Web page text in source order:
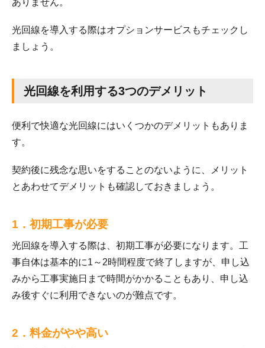
ありません。
光回線を導入する際はオプションサービスもチェックし
ましょう。
光回線を利用する3つのデメリット
便利で快適な光回線にはいくつかのデメリットもありま
す。
契約後に残念な思いをすることのないように、メリット
とあわせてデメリットも確認しておきましょう。
1．初期工事が必要
光回線を導入する際は、初期工事が必要になります。工
事自体は基本的に1～2時間程度で終了しますが、申し込
みから工事実施日まで時間がかかることもあり、申し込
み後すぐに利用できないのが難点です。
2．料金がやや高い